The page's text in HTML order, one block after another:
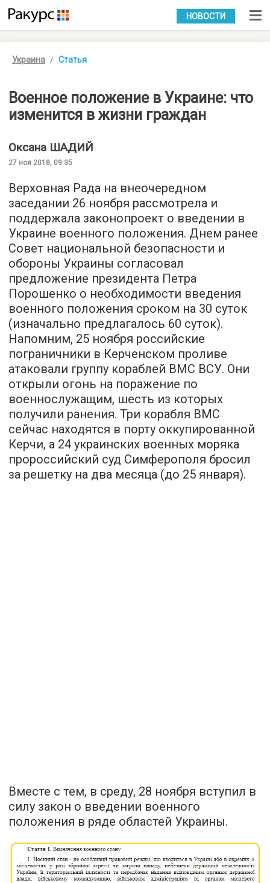
УКР РУС
НОВОСТИ
Украина Статья
Военное положение в Украине: что
изменится в жизни граждан
Оксана ШАДИЙ
27 ноя 2018, 09:35
Верховная Рада на внеочередном
заседании 26 ноября рассмотрела и
поддержала законопроект о введении в
Украине военного положения. Днем ранее
Совет национальной безопасности и
обороны Украины согласовал
предложение президента Петра
Порошенко о необходимости введения
военного положения сроком на 30 суток
(изначально предлагалось 60 суток).
Напомним, 25 ноября российские
пограничники в Керченском проливе
атаковали группу кораблей ВМС ВСУ. Они
открыли огонь на поражение по
военнослужащим, шесть из которых
получили ранения. Три корабля ВМС
сейчас находятся в порту оккупированной
Керчи, а 24 украинских военных моряка
пророссийский суд Симферополя бросил
за решетку на два месяца (до 25 января).
Вместе с тем, в среду, 28 ноября вступил в
силу закон о введении военного
положения в ряде областей Украины.